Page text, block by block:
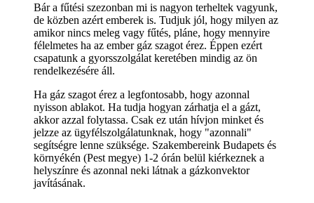
Bár a fűtési szezonban mi is nagyon terheltek vagyunk,
de közben azért emberek is. Tudjuk jól, hogy milyen az
amikor nincs meleg vagy fűtés, pláne, hogy mennyire
félelmetes ha az ember gáz szagot érez. Éppen ezért
csapatunk a gyorsszolgálat keretében mindig az ön
rendelkezésére áll.
Ha gáz szagot érez a legfontosabb, hogy azonnal
nyisson ablakot. Ha tudja hogyan zárhatja el a gázt,
akkor azzal folytassa. Csak ez után hívjon minket és
jelzze az ügyfélszolgálatunknak, hogy "azonnali"
segítségre lenne szüksége. Szakembereink Budapets és
környékén (Pest megye) 1-2 órán belül kiérkeznek a
helyszínre és azonnal neki látnak a gázkonvektor
javításának.